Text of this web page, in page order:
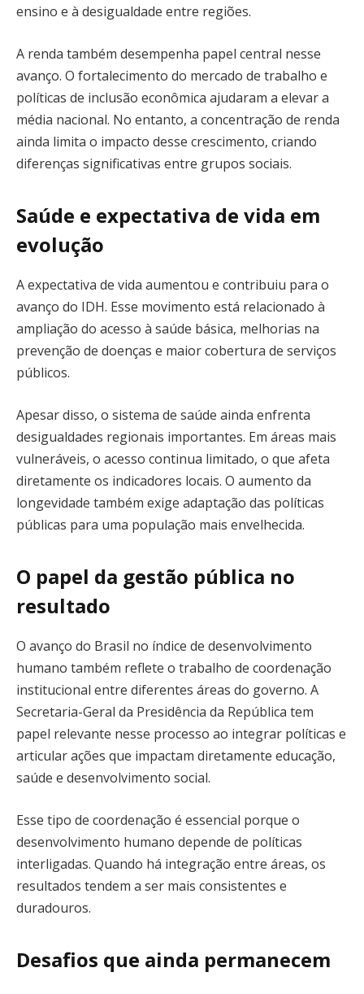
ensino e à desigualdade entre regiões.
A renda também desempenha papel central nesse
avanço. O fortalecimento do mercado de trabalho e
políticas de inclusão econômica ajudaram a elevar a
média nacional. No entanto, a concentração de renda
ainda limita o impacto desse crescimento, criando
diferenças significativas entre grupos sociais.
Saúde e expectativa de vida em
evolução
A expectativa de vida aumentou e contribuiu para o
avanço do IDH. Esse movimento está relacionado à
ampliação do acesso à saúde básica, melhorias na
prevenção de doenças e maior cobertura de serviços
públicos.
Apesar disso, o sistema de saúde ainda enfrenta
desigualdades regionais importantes. Em áreas mais
vulneráveis, o acesso continua limitado, o que afeta
diretamente os indicadores locais. O aumento da
longevidade também exige adaptação das políticas
públicas para uma população mais envelhecida.
O papel da gestão pública no
resultado
O avanço do Brasil no índice de desenvolvimento
humano também reflete o trabalho de coordenação
institucional entre diferentes áreas do governo. A
Secretaria-Geral da Presidência da República tem
papel relevante nesse processo ao integrar políticas e
articular ações que impactam diretamente educação,
saúde e desenvolvimento social.
Esse tipo de coordenação é essencial porque o
desenvolvimento humano depende de políticas
interligadas. Quando há integração entre áreas, os
resultados tendem a ser mais consistentes e
duradouros.
Desafios que ainda permanecem